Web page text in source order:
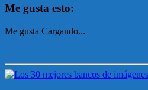
Me gusta esto:
Me gusta Cargando...